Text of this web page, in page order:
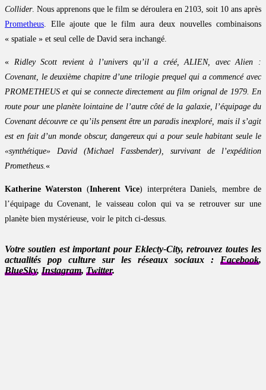
Collider. Nous apprenons que le film se déroulera en 2103, soit 10 ans après
Prometheus. Elle ajoute que le film aura deux nouvelles combinaisons
« spatiale » et seul celle de David sera inchangé.
« Ridley Scott revient à l’univers qu’il a créé, ALIEN, avec Alien :
Covenant, le deuxième chapitre d’une trilogie prequel qui a commencé avec
PROMETHEUS et qui se connecte directement au film orignal de 1979. En
route pour une planète lointaine de l’autre côté de la galaxie, l’équipage du
Covenant découvre ce qu’ils pensent être un paradis inexploré, mais il s’agit
est en fait d’un monde obscur, dangereux qui a pour seule habitant seule le
«synthétique» David (Michael Fassbender), survivant de l’expédition
Prometheus.«
Katherine Waterston (Inherent Vice) interprétera Daniels, membre de
l’équipage du Covenant, le vaisseau colon qui va se retrouver sur une
planète bien mystérieuse, voir le pitch ci-dessus.
Votre soutien est important pour Eklecty-City, retrouvez toutes les
actualités pop culture sur les réseaux sociaux : Facebook,
BlueSky, Instagram, Twitter.